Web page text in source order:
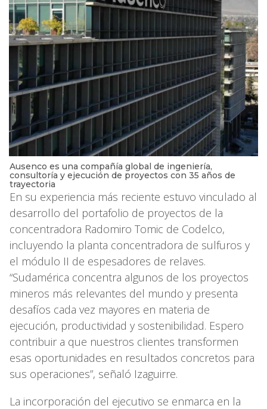
Ausenco es una compañía global de ingeniería,
consultoría y ejecución de proyectos con 35 años de
trayectoria
En su experiencia más reciente estuvo vinculado al
desarrollo del portafolio de proyectos de la
concentradora Radomiro Tomic de Codelco,
incluyendo la planta concentradora de sulfuros y
el módulo II de espesadores de relaves.
“Sudamérica concentra algunos de los proyectos
mineros más relevantes del mundo y presenta
desafíos cada vez mayores en materia de
ejecución, productividad y sostenibilidad. Espero
contribuir a que nuestros clientes transformen
esas oportunidades en resultados concretos para
sus operaciones”, señaló Izaguirre.
La incorporación del ejecutivo se enmarca en la